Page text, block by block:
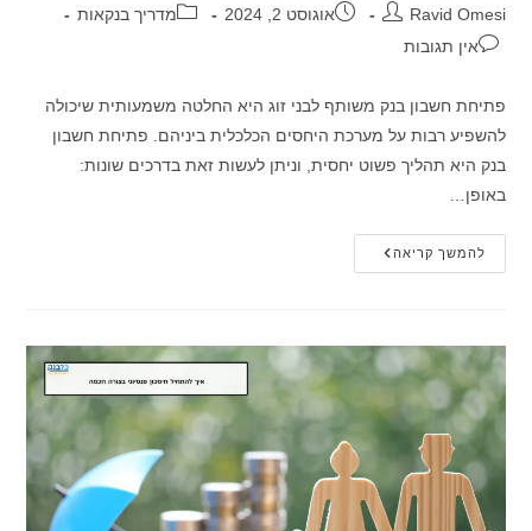
מחבר:
Ravid Omesi פורסם:אוגוסט 2, 2024 קטגוריה:
מדריך בנקאות
תגובות:אין תגובות
פתיחת חשבון בנק משותף לבני זוג היא החלטה משמעותית שיכולה
להשפיע רבות על מערכת היחסים הכלכלית ביניהם. פתיחת חשבון
בנק היא תהליך פשוט יחסית, וניתן לעשות זאת בדרכים שונות:
באופן…
להמשך קריאהיתרונות
וחסרונות
משותף
לבני
זוג